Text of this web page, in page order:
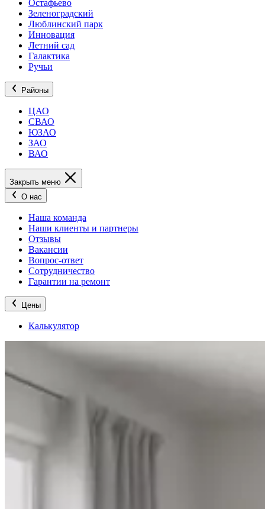
Остафьево
Зеленоградский
Люблинский парк
Инновация
Летний сад
Галактика
Ручьи
Районы
ЦАО
СВАО
ЮЗАО
ЗАО
ВАО
Закрыть меню
О нас
Наша команда
Наши клиенты и партнеры
Отзывы
Вакансии
Вопрос-ответ
Сотрудничество
Гарантии на ремонт
Цены
Калькулятор